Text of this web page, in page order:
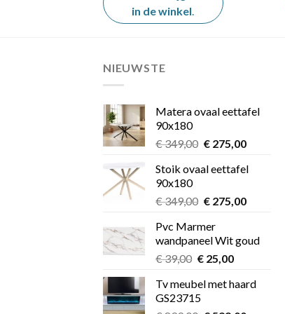
in de winkel
NIEUWSTE
Matera ovaal eettafel
90x180
€349,00 Oorspronkelijke
was:
€275,00Huidige
is:
Stoik ovaal eettafel
90x180
€349,00 Oorspronkelijke
was:
€ 349,00.
€275,00Huidige
€ 275,00.
Pvc Marmer
wandpaneel Wit goud
€39,00 Oorspronkelijke
was:
€ 39,00.
€25,00Huidige
is:
Tv meubel met haard
GS23715